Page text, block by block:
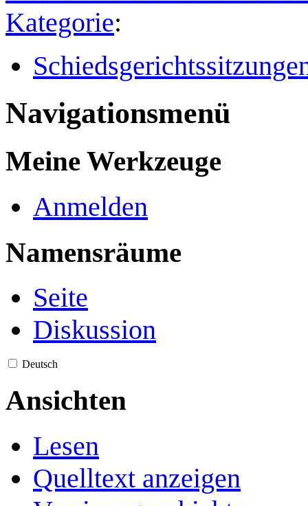
Kategorie:
Navigationsmenü
Meine Werkzeuge
Anmelden
Namensräume
Seite
Diskussion
Deutsch
Ansichten
Lesen
Quelltext anzeigen